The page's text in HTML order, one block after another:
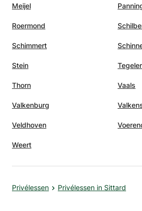
Meijel
Roermond
Schimmert
Stein
Thorn Vaals
Valkenburg
Veldhoven
Weert
Privélessen Privélessen in Sittard